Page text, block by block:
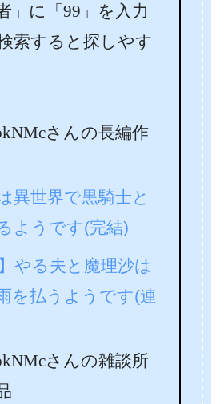
」に「99」を入力
索すると探しやす
さんの長編作
異世界で黒騎士と
ようです(完結)
】やる夫と魔理沙は
を払うようです(連
さんの雑談所